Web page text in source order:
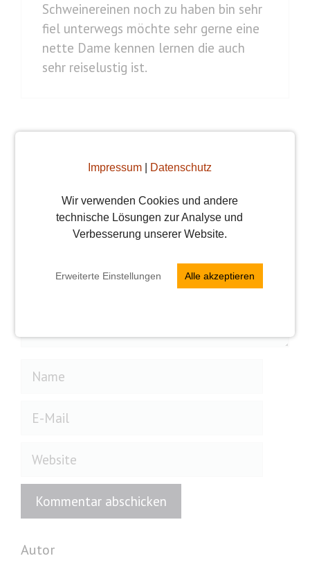
Impressum| Datenschutz
Wir verwenden Cookies und andere
technische Lösungen zur Analyse und
Verbesserung unserer Website.
Erweiterte Einstellungen Alle akzeptieren
Schweinereinen noch zu haben bin sehr
fiel unterwegs möchte sehr gerne eine
nette Dame kennen lernen die auch
sehr reiselustig ist.
Name
Website
Autor